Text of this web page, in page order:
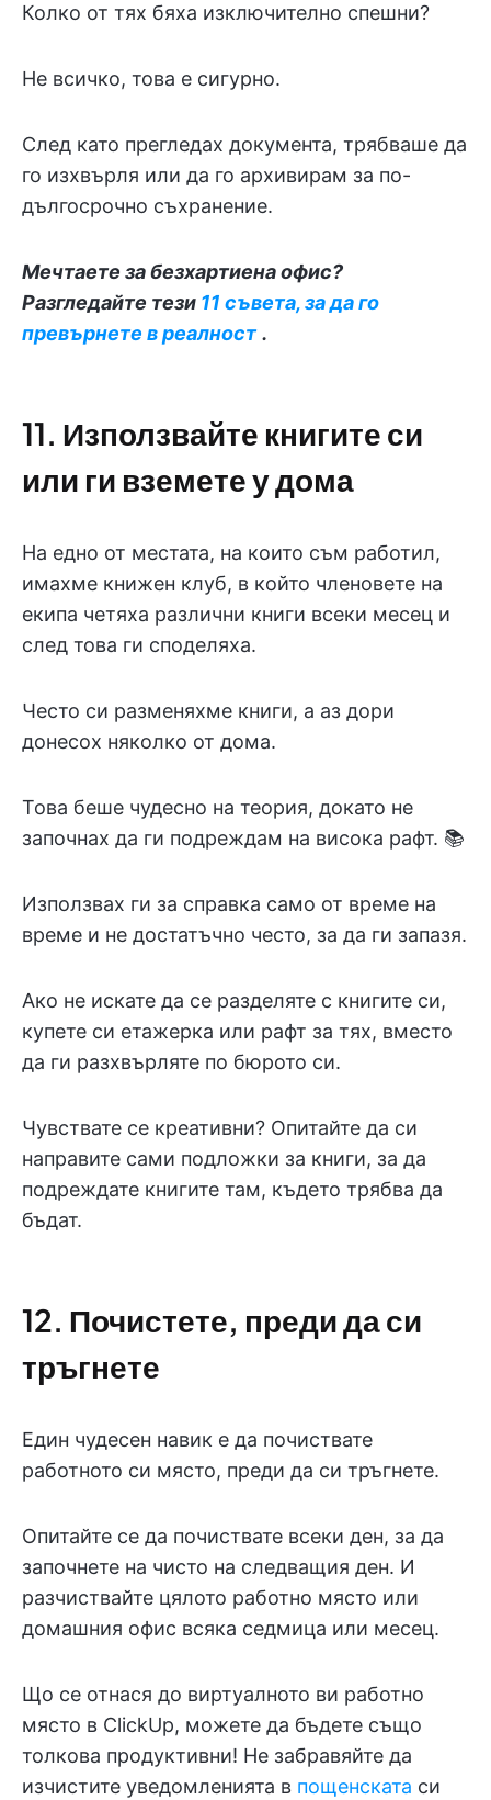
Колко от тях бяха изключително спешни?
Не всичко, това е сигурно.
След като прегледах документа, трябваше да
го изхвърля или да го архивирам за по-
дългосрочно съхранение.
Мечтаете за безхартиенаофис?
Разгледайте тези 11 съвета, за да го
превърнете в реалност .
11. Използвайте книгите си
или ги вземете у дома
На едно от местата, на които съм работил,
имахме книжен клуб, в който членовете на
екипа четяха различни книги всеки месец и
след това ги споделяха.
Често си разменяхме книги, а аз дори
донесох няколко от дома.
Това беше чудесно на теория, докато не
започнах да ги подреждам на висока рафт. 📚
Използвах ги за справка само от време на
време и не достатъчно често, за да ги запазя.
Ако не искате да се разделяте с книгите си,
купете си етажерка или рафт за тях, вместо
да ги разхвърляте по бюрото си.
Чувствате се креативни? Опитайте да си
направите сами подложки за книги, за да
подреждате книгите там, където трябва да
бъдат.
12. Почистете, преди да си
тръгнете
Един чудесен навик е да почиствате
работното си място, преди да си тръгнете.
Опитайте се да почиствате всеки ден, за да
започнете на чисто на следващия ден. И
разчиствайте цялото работно място или
домашния офис всяка седмица или месец.
Що се отнася до виртуалното ви работно
място в ClickUp, можете да бъдете също
толкова продуктивни! Не забравяйте да
изчистите уведомленията в пощенската си